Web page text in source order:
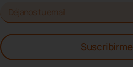
Suscribirme